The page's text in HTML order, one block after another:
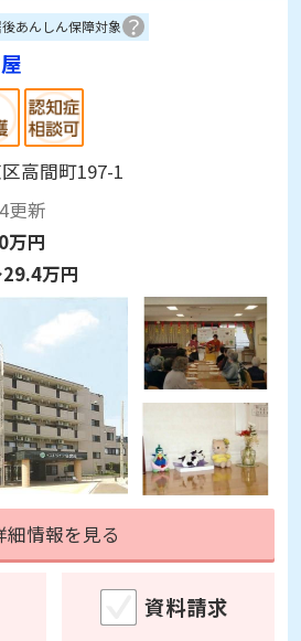
後あんしん保障対象
高間町197-1
更新
万円
万円
細情報を見る
資料請求